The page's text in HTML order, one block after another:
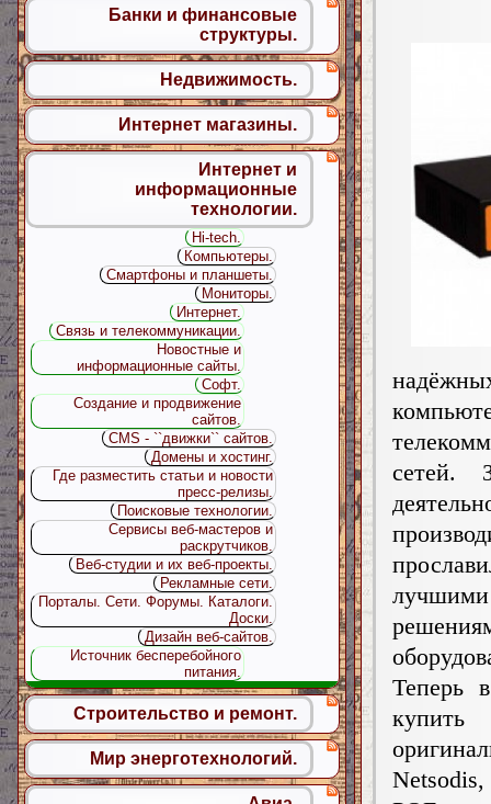
сетей.
Теперь
Банки и финансовые
структуры.
Недвижимость.
Интернет магазины.
Интернет и
информационные
технологии.
Hi-tech.
Компьютеры.
Смартфоны и планшеты.
Мониторы.
Интернет.
Связь и телекоммуникации.
Новостные и
информационные сайты.
Софт.
Создание и продвижение
сайтов.
CMS - ``движки`` сайтов.
Домены и хостинг.
Где разместить статьи и новости
пресс-релизы.
Поисковые технологии.
Сервисы веб-мастеров и
раскрутчиков.
Веб-студии и их веб-проекты.
Рекламные сети.
Порталы. Сети. Форумы. Каталоги.
Доски.
Дизайн веб-сайтов.
Источник бесперебойного
питания.
Строительство и ремонт.
Мир энерготехнологий.